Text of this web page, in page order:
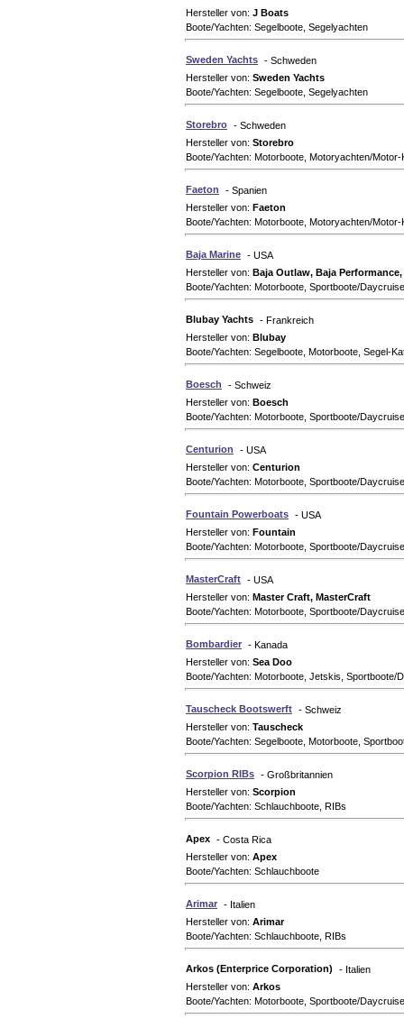
Hersteller von: J Boats
Boote/Yachten: Segelboote, Segelyachten
Sweden Yachts - Schweden
Hersteller von: Sweden Yachts
Boote/Yachten: Segelboote, Segelyachten
Storebro - Schweden
Hersteller von: Storebro
Boote/Yachten: Motorboote, Motoryachten/Motor-
Faeton
- Spanien
Hersteller von: Faeton
Boote/Yachten: Motorboote, Motoryachten/Motor-
Baja Marine - USA
Hersteller von: Baja Outlaw, Baja
Boote/Yachten: Motorboote, Sportboote/
Blubay Yachts - Frankreich
Hersteller von: Blubay
Boote/Yachten: Segelboote, Motorboote, Segel-
Boesch
- Schweiz
Hersteller von: Boesch
Boote/Yachten: Motorboote, Sportboote/
Centurion
- USA
Hersteller von: Centurion
Boote/Yachten: Motorboote, Sportboote/
Fountain Powerboats - USA
Hersteller von: Fountain
Boote/Yachten: Motorboote, Sportboote/
MasterCraft - USA
Hersteller von: Master Craft, MasterCraft
Boote/Yachten: Motorboote, Sportboote/
Bombardier - Kanada
Hersteller von: Sea Doo
Boote/Yachten: Motorboote, Jetskis,
Tauscheck Bootswerft - Schweiz
Hersteller von: Tauscheck
Boote/Yachten: Segelboote, Motorboote,
Scorpion RIBs - Großbritannien
Hersteller von: Scorpion
Boote/Yachten: Schlauchboote, RIBs
Apex - Costa Rica
Hersteller von: Apex
Boote/Yachten: Schlauchboote
Arimar - Italien
Hersteller von: Arimar
Boote/Yachten: Schlauchboote, RIBs
Arkos (Enterprice Corporation)
- Italien
Hersteller von: Arkos
Boote/Yachten: Motorboote, Sportboote/